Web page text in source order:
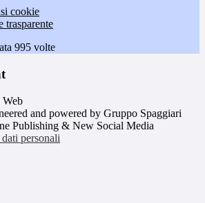
cookie
trasparente
995 volte
and powered by Gruppo Spaggiari
Publishing & New Social Media
personali